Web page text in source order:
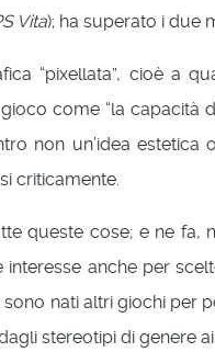
Vita); ha superato i due
“pixellata”, cioè a
come “la capacità
non un’idea
criticamente.
queste cose; e ne fa,
interesse anche per
nati altri giochi per
stereotipi di genere